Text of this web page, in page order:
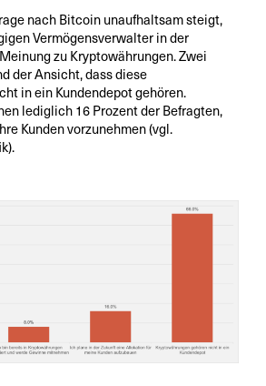
nach Bitcoin unaufhaltsam steigt,
Vermögensverwalter in der
zu Kryptowährungen. Zwei
der Ansicht, dass diese
in ein Kundendepot gehören.
lediglich 16 Prozent der Befragten,
Kunden vorzunehmen (vgl.